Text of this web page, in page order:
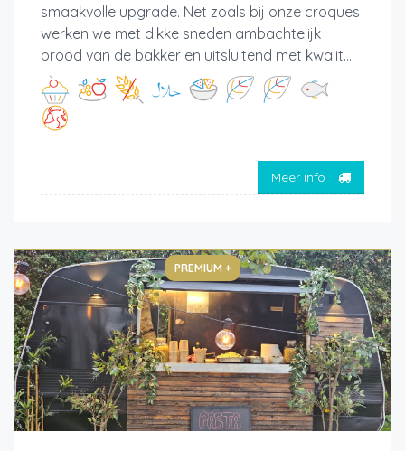
smaakvolle upgrade. Net zoals bij onze croques
werken we met dikke sneden ambachtelijk
brood van de bakker en uitsluitend met kwalit...
Meer info
PREMIUM +